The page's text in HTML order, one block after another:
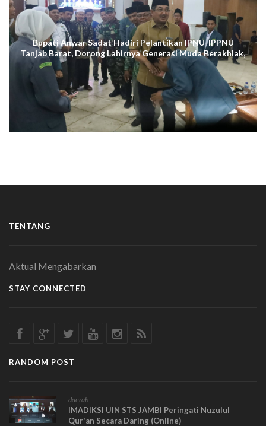
Bupati Anwar Sadat Hadiri Pelantikan IPNU-IPPNU
Tanjab Barat, Dorong Lahirnya Generasi Muda Berakhlak,
Cerdas Digital, dan Berdaya Saing
TENTANG
Aktual Mengabarkan
STAY CONNECTED
RANDOM POST
daerah
IMADIKSI UIN STS JAMBI Peringati Nuzulul
Qur'an Secara Daring (Online)